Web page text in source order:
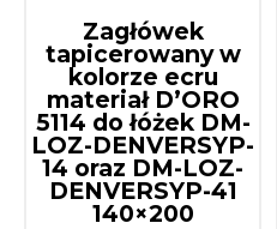
Zagłówek
tapicerowany w
kolorze ecru
materiał D’ORO
5114 do łóżek DM-
LOZ-DENVERSYP-
14 oraz DM-LOZ-
DENVERSYP-41
140×200